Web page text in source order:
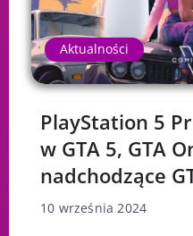
Aktualności
PlayStation 5
w GTA 5, GTA
nadchodzące
10 września 2024